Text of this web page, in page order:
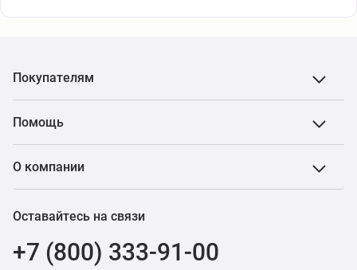
Покупателям
Помощь
О компании
Оставайтесь на связи
+7 (800) 333-91-00